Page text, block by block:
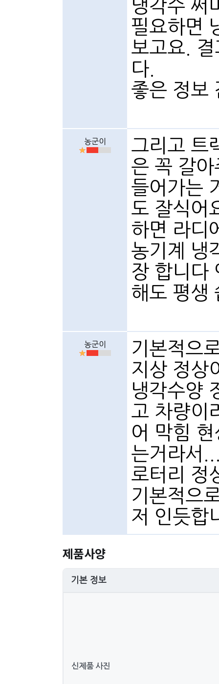
냉각수 써
필요하면
보고요.
다.
좋은 정보
농군이
그리고 트
은 꼭 갈
들어가는
도 잘식어
하면 라디
농기계 냉
장 합니다
해도 평생
농군이
기본적으
지상 정상
냉각수양
고 차량이
어 막힘
는거라서
로터리 정
기본적으
저 인듯합
제품사양
기본 정보
신제품 사진